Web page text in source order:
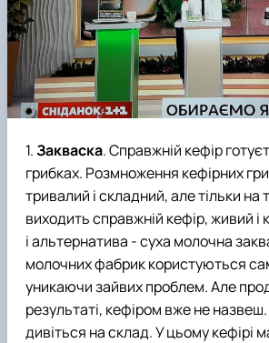
Закваска. Справжній кефір
грибках. Розмноження кефірних
тривалий і складний, але тільки на
виходить справжній кефір, живий і
і альтернатива - суха молочна
молочних фабрик користуються
уникаючи зайвих проблем. Але
результаті, кефіром вже не
дивіться на склад. У цьому кефірі